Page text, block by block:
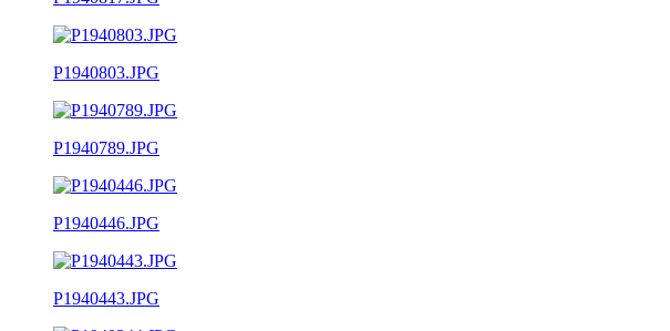
P1940803.JPG
P1940789.JPG
P1940446.JPG
P1940443.JPG